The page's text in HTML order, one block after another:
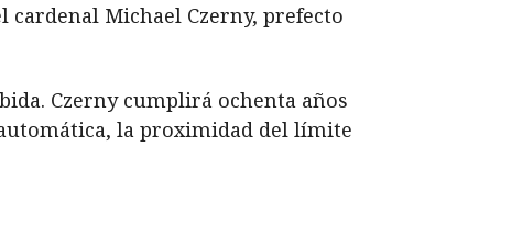
Michael Czerny, prefecto
Czerny cumplirá ochenta años
la proximidad del límite